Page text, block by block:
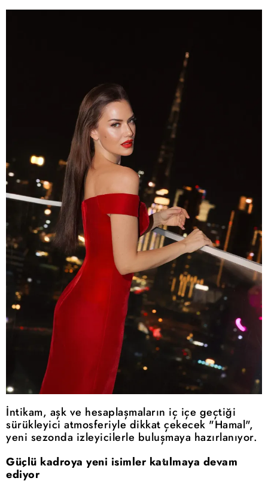
İntikam, aşk ve hesaplaşmaların iç içe geçtiği
sürükleyici atmosferiyle dikkat çekecek "Hamal",
yeni sezonda izleyicilerle buluşmaya hazırlanıyor.
Güçlü kadroya yeni isimler katılmaya devam
ediyor